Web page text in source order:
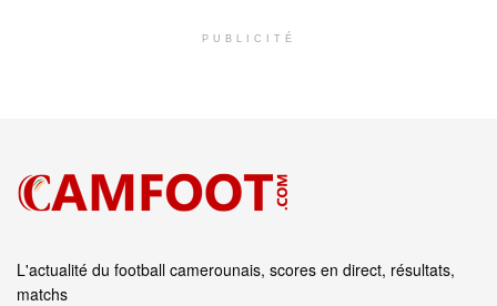
PUBLICITÉ
L'actualité du football camerounais, scores en direct, résultats,
matchs